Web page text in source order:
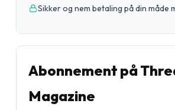
Sikker og nem betaling på din måde
Abonnement på
Magazine